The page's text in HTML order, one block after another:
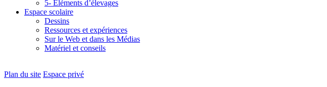
5- Eléments d’élevages
Espace scolaire
Dessins
Ressources et expériences
Sur le Web et dans les Médias
Matériel et conseils
Plan du site Espace privé